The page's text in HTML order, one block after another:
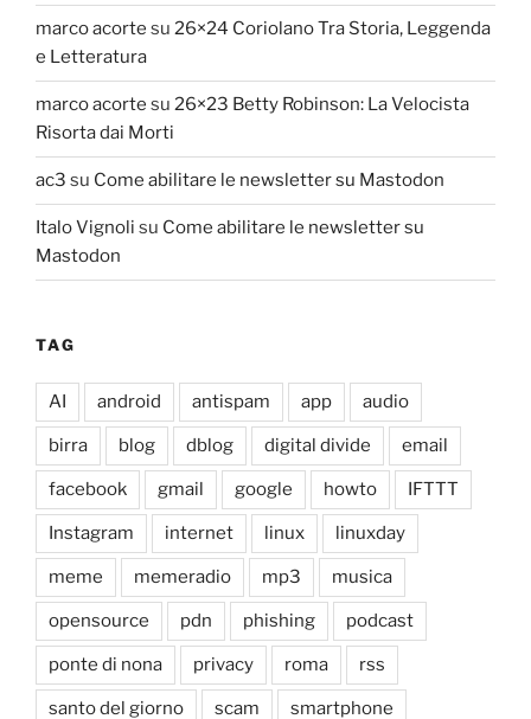
marco acorte su 26×24 Coriolano Tra Storia, Leggenda
e Letteratura
marco acorte su 26×23 Betty Robinson: La Velocista
Risorta dai Morti
ac3 su Come abilitare le newsletter su Mastodon
Italo Vignoli su Come abilitare le newsletter su
Mastodon
TAG
AI android antispam app audio
birra blog dblog digital divide email
facebook gmail google howto IFTTT
Instagram internet linux linuxday
meme memeradio mp3 musica
opensource pdn phishing podcast
ponte di nona privacy roma rss
santo del giorno scam smartphone